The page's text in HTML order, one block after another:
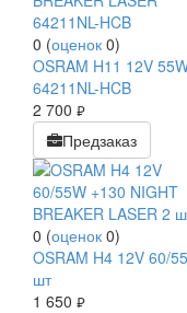
0 (оценок 0)
OSRAM H11 12V
64211NL-HCB
2 700 руб.
Предзаказ
0 (оценок 0)
OSRAM H4 12V 60/
шт
1 650 руб.